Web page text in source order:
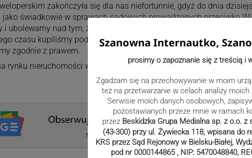
zakończyła się dla nas niefortunnie, gdyż do dnia
świadkowie w sprawach sądowych prowadzonych przeciwko
i ubolewamy nad tym, że poprzedni właściciele zostali oszukani i że
czasu kupiliśmy pod inwestycję, jednak nie mamy sobie nic do
zgodnie z prawem.
rynku nieruchomości w tym zakątku Czechowic-Dziedzic będziemy
Szanowna Internautko,
prosimy o zapoznanie się z treścią i
Zgadzam się na przechowywanie w moim
też na przetwarzanie w celach analizy
Serwisie moich danych osobowych,
pozostawianych przeze mnie w ramach
przez Beskidzka Grupa Medialna sp. z o.o. z
(43-300) przy ul. Żywiecka 118, wpisana do
KRS przez Sąd Rejonowy w Bielsku-Białej,
pod nr 0000144865 , NIP: 5470048840,